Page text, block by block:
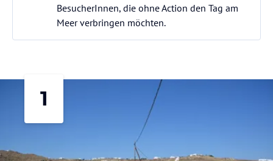
BesucherInnen, die ohne Action den Tag am
Meer verbringen möchten.
1